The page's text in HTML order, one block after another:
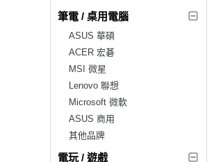
筆電 / 桌用電腦
ASUS 華碩
ACER 宏碁
MSI 微星
Lenovo 聯想
Microsoft 微軟
ASUS 商用
其他品牌
電玩 / 遊戲